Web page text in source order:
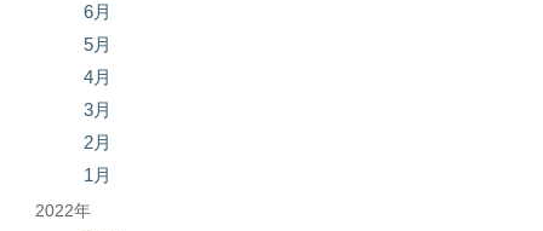
6月
5月
4月
3月
2月
1月
2022年